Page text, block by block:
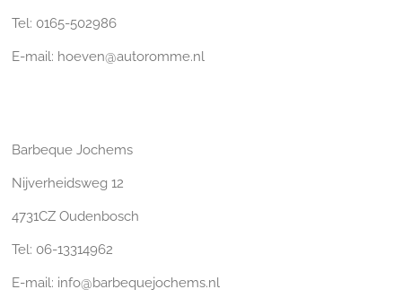
Tel: 0165-502986
E-mail: hoeven@autoromme.nl
Barbeque Jochems
Nijverheidsweg 12
4731CZ Oudenbosch
Tel: 06-13314962
E-mail: info@barbequejochems.nl